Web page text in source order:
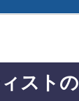
ストの